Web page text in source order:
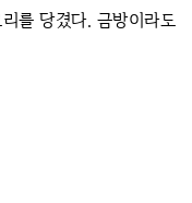
를 당겼다. 금방이라도